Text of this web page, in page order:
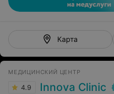
Карта
МЕДИЦИНСКИЙ ЦЕНТР
4.9 Innova Clinic